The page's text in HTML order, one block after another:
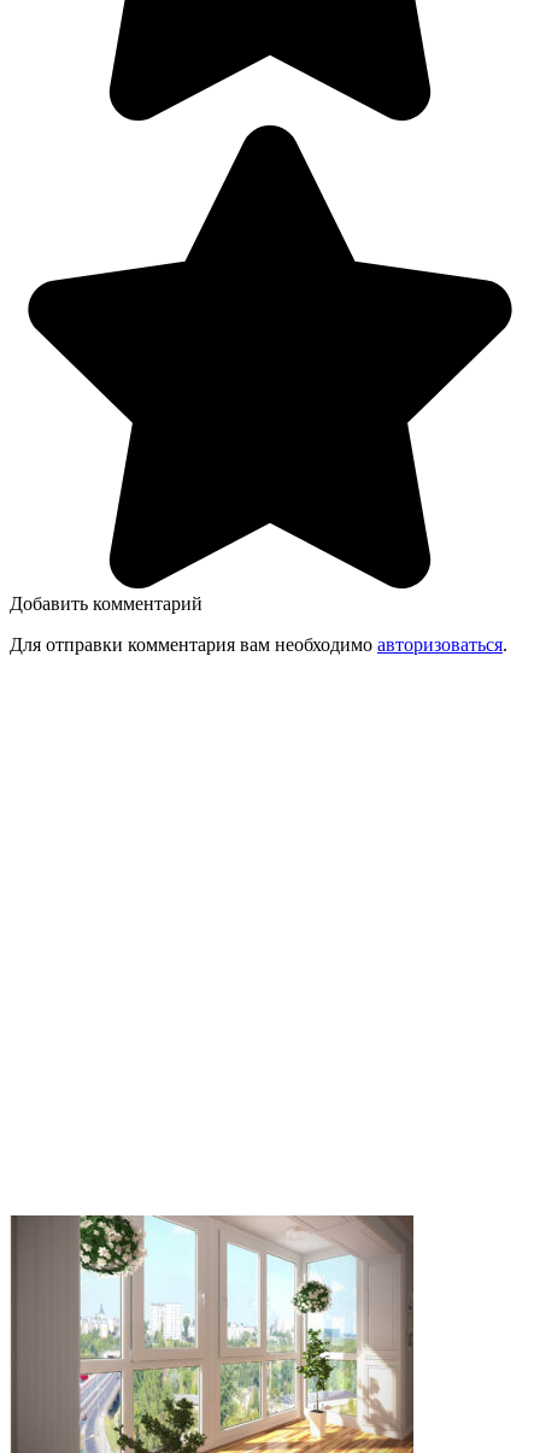
Добавить комментарий
Для отправки комментария вам необходимо авторизоваться.